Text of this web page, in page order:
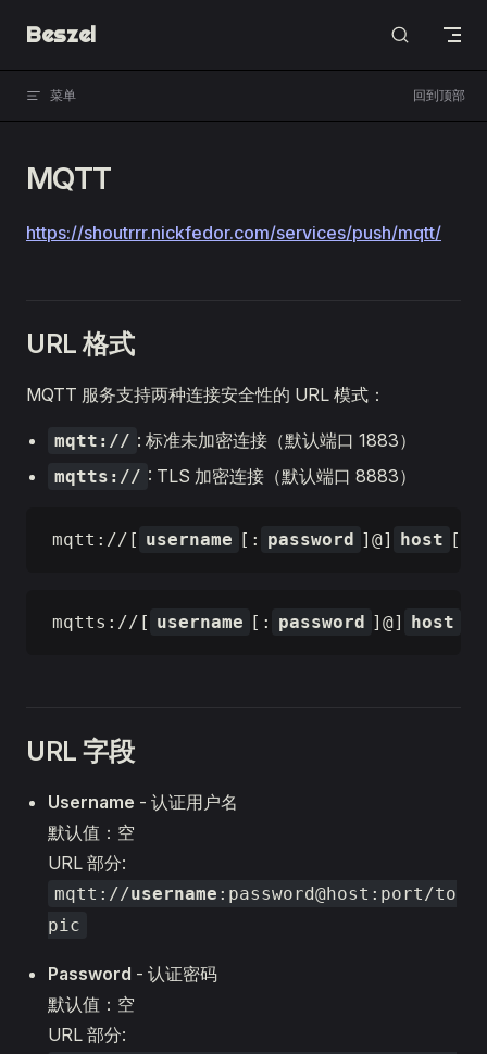
Skip to content
Beszel
菜单 回到顶部
MQTT
https://shoutrrr.nickfedor.com/services/push/mqtt/
URL 格式
MQTT 服务支持两种连接安全性的 URL 模式：
mqtt:// : 标准未加密连接（默认端口 1883）
mqtts:// : TLS 加密连接（默认端口 8883）
mqtt://[ username [: password ]@] host [:
mqtts://[ username [: password ]@] host
URL 字段
Username - 认证用户名
默认值：空
URL 部分:
mqtt://username :password@host:port/to
pic
Password - 认证密码
默认值：空
URL 部分: